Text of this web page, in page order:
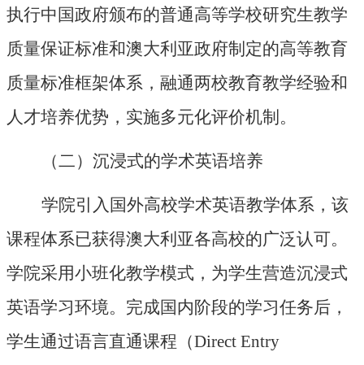
执行中国政府颁布的普通高等学校研究生教学
质量保证标准和澳大利亚政府制定的高等教育
质量标准框架体系，融通两校教育教学经验和
人才培养优势，实施多元化评价机制。
（二）沉浸式的学术英语培养
学院引入国外高校学术英语教学体系，该
课程体系已获得澳大利亚各高校的广泛认可。
学院采用小班化教学模式，为学生营造沉浸式
英语学习环境。完成国内阶段的学习任务后，
学生通过语言直通课程（Direct Entry